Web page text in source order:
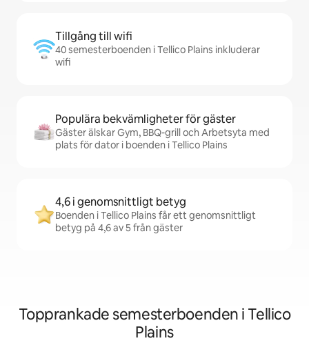
Tillgång till wifi
40 semesterboenden i Tellico Plains inkluderar
wifi
Populära bekvämligheter för gäster
Gäster älskar Gym, BBQ-grill och Arbetsyta med
plats för dator i boenden i Tellico Plains
4,6 i genomsnittligt betyg
Boenden i Tellico Plains får ett genomsnittligt
betyg på 4,6 av 5 från gäster
Topprankade semesterboenden i Tellico
Plains